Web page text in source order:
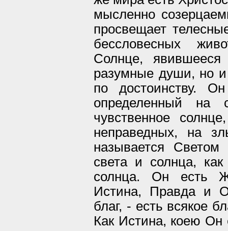
мысленно
просвещает
бессловесных
Солнце,
разумные души, но
по достоинству.
определенный на
чувственное
неправедных, на
называется
света и солнца,
солнца. Он есть
Истина, Правда и
благ, - есть всякое
Как Истина, коею Он